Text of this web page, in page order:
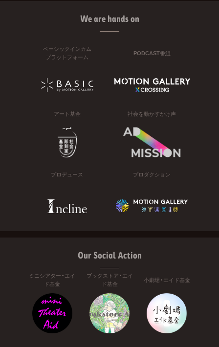
We are hands on
ベーシックインカム
プラットフォーム
PODCAST番組
アート基金 社会を動かすかけ声
プロデュース プロダクション
Our Social Action
ミニシアター・エイ
ド基金
ブックストア・エイ
ド基金
小劇場・エイド基金